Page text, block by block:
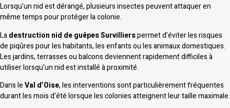
Lorsqu’un nid est dérangé, plusieurs insectes peuvent attaquer en
même temps pour protéger la colonie.
Ladestruction nid de guêpes Survillierspermet d’éviter les risques
de piqûres pour les habitants, les enfants ou les animaux domestiques.
Les jardins, terrasses ou balcons deviennent rapidement difficiles à
utiliser lorsqu’un nid est installé à proximité.
Dans leVal d’Oise, les interventions sont particulièrement fréquentes
durant les mois d’été lorsque les colonies atteignent leur taille maximale.